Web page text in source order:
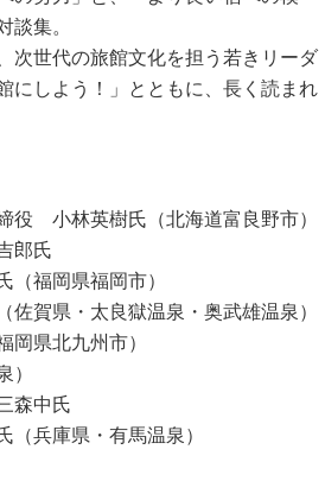
談集。
次世代の旅館文化を担う若きリーダ
にしよう！」とともに、長く読まれ
役 小林英樹氏（北海道富良野市）
郎氏
福岡県福岡市）
賀県・太良獄温泉・奥武雄温泉）
県北九州市）
）
森中氏
兵庫県・有馬温泉）